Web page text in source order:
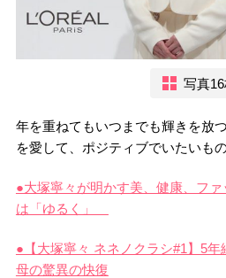
写真
年を重ねてもいつまでも輝きを放
を愛して、ポジティブでいたいもの
●大塚寧々が明かす美、健康、フ
は「ゆるく」
●【大塚寧々 ネネノクラシ#1】5
母の驚異の快復